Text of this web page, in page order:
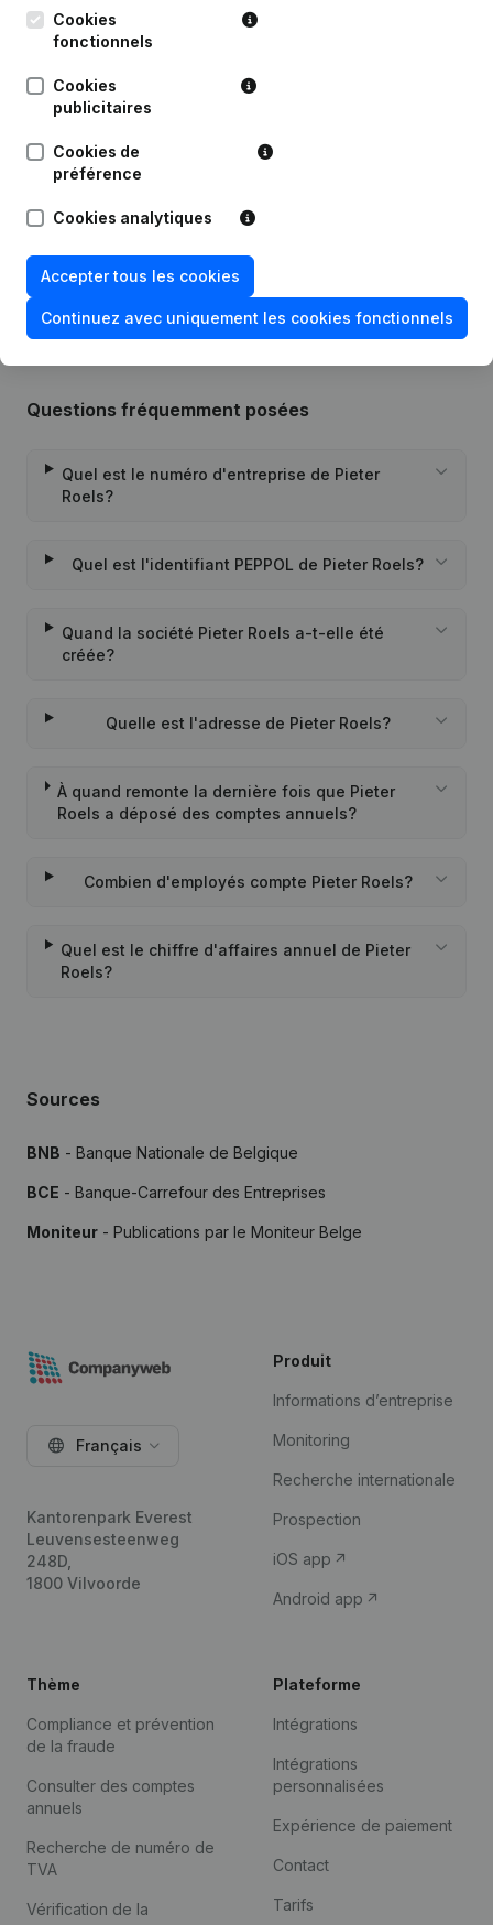
19-03-2020
Personne Morale, Ouverture
Succursale, etc...)
Questions fréquemment posées
Quel est le numéro d'entreprise de Pieter
Roels?
Quel est l'identifiant PEPPOL de Pieter Roels?
Quand la société Pieter Roels a-t-elle été
créée?
Quelle est l'adresse de Pieter Roels?
À quand remonte la dernière fois que Pieter
Roels a déposé des comptes annuels?
Combien d'employés compte Pieter Roels?
Quel est le chiffre d'affaires annuel de Pieter
Roels?
Sources
BNB - Banque Nationale de Belgique
BCE - Banque-Carrefour des Entreprises
Moniteur - Publications par le Moniteur Belge
Cookies
fonctionnels
Cookies
publicitaires
Cookies de
préférence
Cookies analytiques
Accepter tous les cookies
Continuez avec uniquement les cookies fonctionnels
Français
Kantorenpark Everest
Leuvensesteenweg
248D,
1800 Vilvoorde
Produit
Informations d’entreprise
Monitoring
Recherche internationale
Prospection
iOS app
Android app
Thème
Compliance et prévention
de la fraude
Consulter des comptes
annuels
Recherche de numéro de
TVA
Vérification de la
Plateforme
Intégrations
Intégrations
personnalisées
Expérience de paiement
Contact
Tarifs